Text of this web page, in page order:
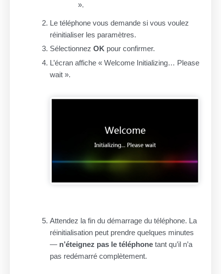
».
Le téléphone vous demande si vous voulez
réinitialiser les paramètres.
Sélectionnez OK pour confirmer.
L’écran affiche « Welcome Initializing… Please
wait ».
Attendez la fin du démarrage du téléphone. La
réinitialisation peut prendre quelques minutes
— n’éteignez pas le téléphone tant qu’il n’a
pas redémarré complètement.